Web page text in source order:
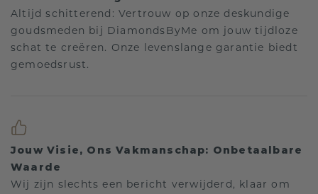
Altijd schitterend: Vertrouw op onze deskundige
goudsmeden bij DiamondsByMe om jouw tijdloze
schat te creëren. Onze levenslange garantie biedt
gemoedsrust.
Jouw Visie, Ons Vakmanschap: Onbetaalbare
Waarde
Wij zijn slechts een bericht verwijderd, klaar om